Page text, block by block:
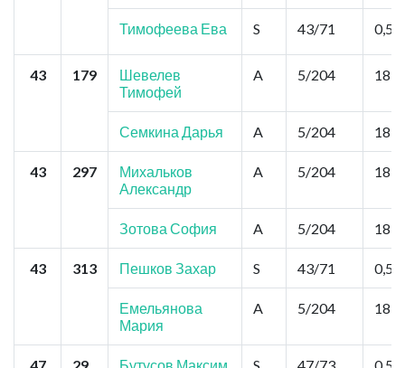
Тимофеева Ева S 43/71 0,52
43 179
Шевелев
Тимофей
A 5/204 18,2
Семкина Дарья A 5/204 18,2
43 297
Михальков
Александр
A 5/204 18,2
Зотова София A 5/204 18,2
43 313 Пешков Захар S 43/71 0,52
Емельянова
Мария
A 5/204 18,2